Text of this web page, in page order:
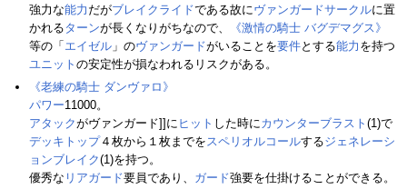
強力な能力 だがブレイクライドである故にヴァンガードサークルに置
かれるターンが長くなりがちなので、
《激情の騎士 バグデマグス》
等の「 エイゼル 」のヴァンガードがいることを要件とする能力 を持つ
ユニット の安定性が損なわれるリスクがある。
《老練の騎士 ダンヴァロ》
パワー11000。
アタックがヴァンガード]]に ヒット した時にカウンターブラスト (1)で
デッキトップ４枚から１枚までをスペリオルコールするジェネレーシ
ョンブレイク(1)を持つ。
優秀な リアガード要員であり、 ガード強要を仕掛けることができる。